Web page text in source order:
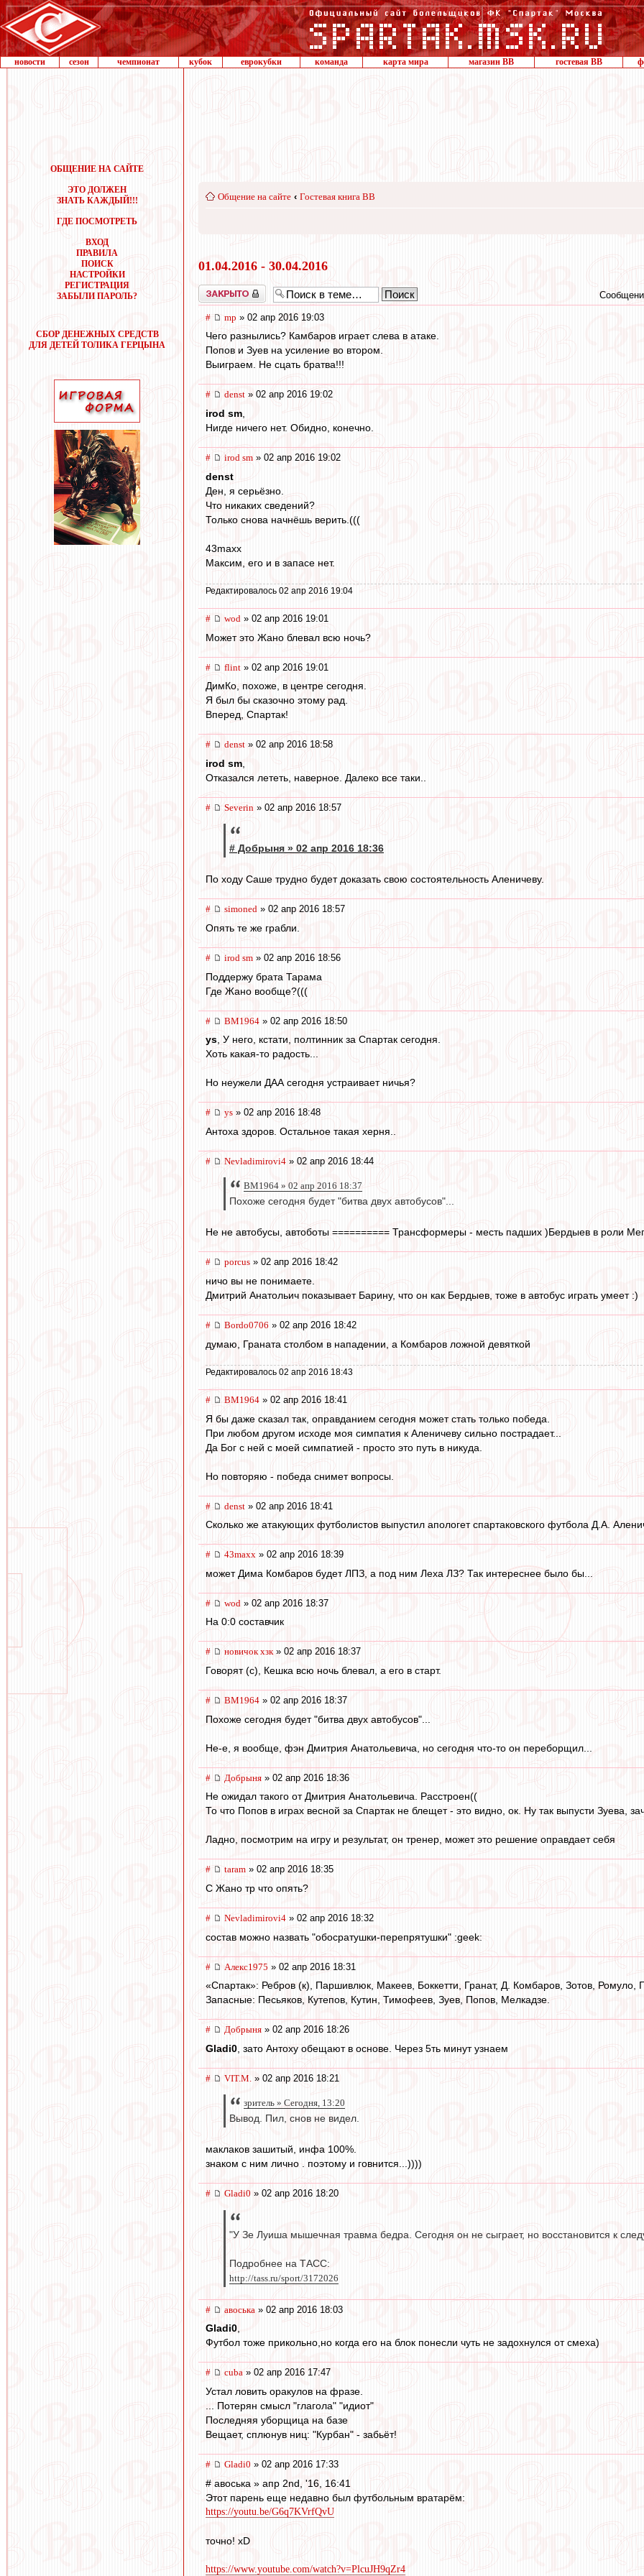
новости сезон чемпионат кубок еврокубки команда карта мира магазин ВВ гостевая ВВ
ОБЩЕНИЕ НА САЙТЕ
ЭТО ДОЛЖЕН
ЗНАТЬ КАЖДЫЙ!!!
ГДЕ ПОСМОТРЕТЬ
ВХОД
ПРАВИЛА
ПОИСК
НАСТРОЙКИ
РЕГИСТРАЦИЯ
ЗАБЫЛИ ПАРОЛЬ?
СБОР ДЕНЕЖНЫХ СРЕДСТВ
ДЛЯ ДЕТЕЙ ТОЛИКА ГЕРЦЫНА
Общение на сайте ‹ Гостевая книга ВВ
01.04.2016 - 30.04.2016
Закрыто
# mp » 02 апр 2016 19:03
Чего разнылись? Камбаров играет слева в атаке.
Попов и Зуев на усиление во втором.
Выиграем. Не сцать братва!!!
# denst » 02 апр 2016 19:02
irod sm
Нигде ничего нет. Обидно, конечно.
# irod sm » 02 апр 2016 19:02
denst
Ден, я серьёзно.
Что никаких сведений?
Только снова начнёшь верить.(((
43maxx
Максим, его и в запасе нет.
Редактировалось 02 апр 2016 19:04
# wod » 02 апр 2016 19:01
Может это Жано блевал всю ночь?
# flint » 02 апр 2016 19:01
ДимКо, похоже, в центре сегодня.
Я был бы сказочно этому рад.
Вперед, Спартак!
# denst » 02 апр 2016 18:58
irod sm
Отказался лететь, наверное. Далеко все таки..
# Severin » 02 апр 2016 18:57
# Добрыня » 02 апр 2016 18:36
По ходу Саше трудно будет доказать свою состоятельность Аленичеву.
# simoned » 02 апр 2016 18:57
Опять те же грабли.
# irod sm » 02 апр 2016 18:56
Поддержу брата Тарама
Где Жано вообще?(((
# BM1964 » 02 апр 2016 18:50
ys, У него, кстати, полтинник за Спартак сегодня.
Хоть какая-то радость...
Но неужели ДАА сегодня устраивает ничья?
# ys » 02 апр 2016 18:48
Антоха здоров. Остальное такая херня..
# Nevladimirovi4 » 02 апр 2016 18:44
BM1964 » 02 апр 2016 18:37
Похоже сегодня будет "битва двух автобусов"...
Не не автобусы, автоботы ========== Трансформеры - месть падших )Бердыев в роли
# porcus » 02 апр 2016 18:42
ничо вы не понимаете.
Дмитрий Анатольич показывает Барину, что он как Бердыев, тоже в автобус играть умеет :)
# Bordo0706 » 02 апр 2016 18:42
думаю, Граната столбом в нападении, а Комбаров ложной девяткой
Редактировалось 02 апр 2016 18:43
# BM1964 » 02 апр 2016 18:41
Я бы даже сказал так, оправданием сегодня может стать только победа.
При любом другом исходе моя симпатия к Аленичеву сильно пострадает...
Да Бог с ней с моей симпатией - просто это путь в никуда.
Но повторяю - победа снимет вопросы.
# denst » 02 апр 2016 18:41
Сколько же атакующих футболистов выпустил апологет спартаковского футбола Д.А.
# 43maxx » 02 апр 2016 18:39
может Дима Комбаров будет ЛПЗ, а под ним Леха ЛЗ? Так интереснее было бы...
# wod » 02 апр 2016 18:37
На 0:0 составчик
# новичок хзк» 02 апр 2016 18:37
Говорят (с), Кешка всю ночь блевал, а его в старт.
# BM1964 » 02 апр 2016 18:37
Похоже сегодня будет "битва двух автобусов"...
Не-е, я вообще, фэн Дмитрия Анатольевича, но сегодня что-то он переборщил...
# Добрыня » 02 апр 2016 18:36
Не ожидал такого от Дмитрия Анатольевича. Расстроен((
То что Попов в играх весной за Спартак не блещет - это видно, ок. Ну так выпусти Зуева,
Ладно, посмотрим на игру и результат, он тренер, может это решение оправдает себя
# taram » 02 апр 2016 18:35
С Жано тр что опять?
# Nevladimirovi4 » 02 апр 2016 18:32
состав можно назвать "обосратушки-перепрятушки" :geek:
# Алекс1975 » 02 апр 2016 18:31
«Спартак»: Ребров (к), Паршивлюк, Макеев, Боккетти, Гранат, Д. Комбаров, Зотов, Ромуло,
Запасные: Песьяков, Кутепов, Кутин, Тимофеев, Зуев, Попов, Мелкадзе.
# Добрыня » 02 апр 2016 18:26
Gladi0 , зато Антоху обещают в основе. Через 5ть минут узнаем
# VIT.M. » 02 апр 2016 18:21
зpитель » Сегодня, 13:20
Вывод. Пил, снов не видел.
маклаков зашитый, инфа 100%.
знаком с ним лично . поэтому и говнится...))))
# Gladi0 » 02 апр 2016 18:20
"У Зе Луиша мышечная травма бедра. Сегодня он не сыграет, но восстановится к
Подробнее на ТАСС:
http://tass.ru/sport/3172026
# авоська » 02 апр 2016 18:03
Gladi0,
Футбол тоже прикольно,но когда его на блок понесли чуть не задохнулся от смеха)
# cuba » 02 апр 2016 17:47
Устал ловить оракулов на фразе.
... Потерян смысл "глагола" "идиот"
Последняя уборщица на базе
Вещает, сплюнув ниц: "Курбан" - забьёт!
# Gladi0 » 02 апр 2016 17:33
# авоська » апр 2nd, '16, 16:41
Этот парень еще недавно был футбольным вратарём:
https://youtu.be/G6q7KVrfQvU
точно! xD
https://www.youtube.com/watch?v=PlcuJH9qZr4